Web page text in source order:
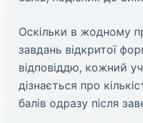
Оскільки в жодному
завдань відкритої
відповіддю, кожний
дізнається про
балів одразу після